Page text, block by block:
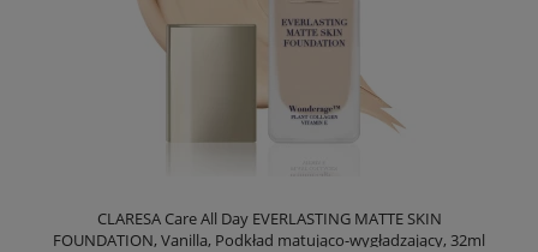
CLARESA Care All Day EVERLASTING MATTE SKIN
FOUNDATION, Vanilla, Podkład matująco-wygładzający, 32ml